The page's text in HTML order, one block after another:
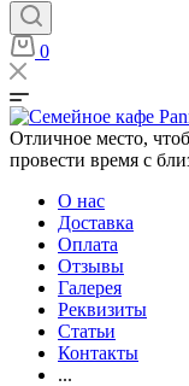
0
Отличное место,
провести время с
О нас
Доставка
Оплата
Отзывы
Галерея
Реквизиты
Статьи
Контакты
...